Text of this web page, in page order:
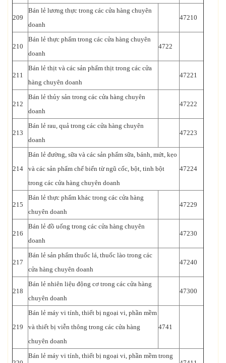
209
Bán lẻ lương thực trong các cửa hàng chuyên
doanh
47210
210
Bán lẻ thực phẩm trong các cửa hàng chuyên
doanh
4722
211
Bán lẻ thịt và các sản phẩm thịt trong các cửa
hàng chuyên doanh
47221
212
Bán lẻ thủy sản trong các cửa hàng chuyên
doanh
47222
213
Bán lẻ rau, quả trong các cửa hàng chuyên
doanh
47223
214
Bán lẻ đường, sữa và các sản phẩm sữa, bánh, mứt, kẹo
và các sản phẩm chế biến từ ngũ cốc, bột, tinh bột
trong các cửa hàng chuyên doanh
47224
215
Bán lẻ thực phẩm khác trong các cửa hàng
chuyên doanh
47229
216
Bán lẻ đồ uống trong các cửa hàng chuyên
doanh
47230
217
Bán lẻ sản phẩm thuốc lá, thuốc lào trong các
cửa hàng chuyên doanh
47240
218
Bán lẻ nhiên liệu động cơ trong các cửa hàng
chuyên doanh
47300
219
Bán lẻ máy vi tính, thiết bị ngoại vi, phần mềm
và thiết bị viễn thông trong các cửa hàng
chuyên doanh
4741
Bán lẻ máy vi tính, thiết bị ngoại vi, phần mềm trong